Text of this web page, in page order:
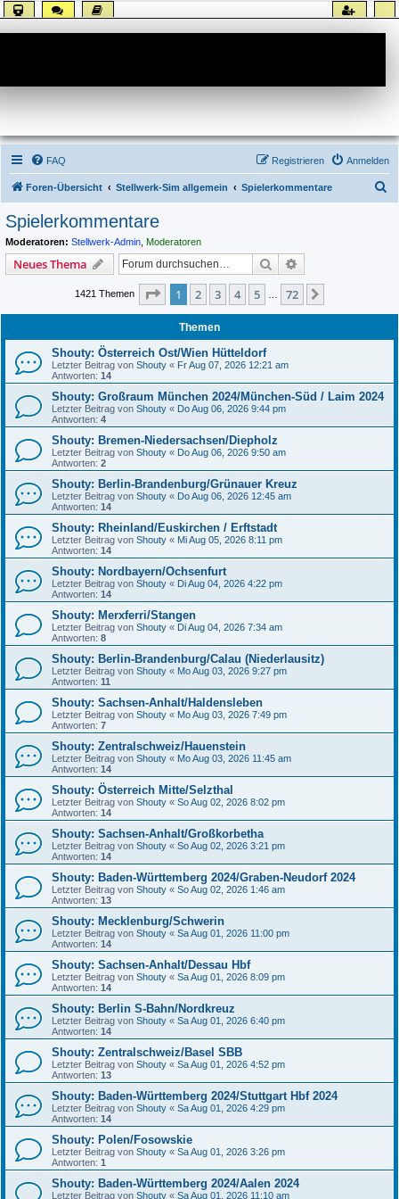
FAQ Anmelden
Registrieren
Foren-Übersicht Stellwerk-Sim allgemein Spielerkommentare
Spielerkommentare
Moderatoren: Stellwerk-Admin Moderatoren
Neues Thema Suche
1421 Themen Seite 1von 72
1 2 3 4 5 72
Themen
Shouty: Österreich Ost/Wien Hütteldorf
Letzter Beitrag von Shouty « Fr Aug 07, 2026 12:21 am
Antworten: 14
Shouty: Großraum München 2024/München-Süd / Laim 2024
Letzter Beitrag von Shouty « Do Aug 06, 2026 9:44 pm
Antworten: 4
Shouty: Bremen-Niedersachsen/Diepholz
Letzter Beitrag von Shouty « Do Aug 06, 2026 9:50 am
Antworten: 2
Shouty: Berlin-Brandenburg/Grünauer Kreuz
Letzter Beitrag von Shouty « Do Aug 06, 2026 12:45 am
Antworten: 14
Shouty: Rheinland/Euskirchen / Erftstadt
Letzter Beitrag von Shouty « Mi Aug 05, 2026 8:11 pm
Antworten: 14
Shouty: Nordbayern/Ochsenfurt
Letzter Beitrag von Shouty « Di Aug 04, 2026 4:22 pm
Antworten: 14
Shouty: Merxferri/Stangen
Letzter Beitrag von Shouty « Di Aug 04, 2026 7:34 am
Antworten: 8
Shouty: Berlin-Brandenburg/Calau (Niederlausitz)
Letzter Beitrag von Shouty « Mo Aug 03, 2026 9:27 pm
Antworten: 11
Shouty: Sachsen-Anhalt/Haldensleben
Letzter Beitrag von Shouty « Mo Aug 03, 2026 7:49 pm
Antworten: 7
Shouty: Zentralschweiz/Hauenstein
Letzter Beitrag von Shouty « Mo Aug 03, 2026 11:45 am
Antworten: 14
Shouty: Österreich Mitte/Selzthal
Letzter Beitrag von Shouty « So Aug 02, 2026 8:02 pm
Antworten: 14
Shouty: Sachsen-Anhalt/Großkorbetha
Letzter Beitrag von Shouty « So Aug 02, 2026 3:21 pm
Antworten: 14
Shouty: Baden-Württemberg 2024/Graben-Neudorf 2024
Letzter Beitrag von Shouty « So Aug 02, 2026 1:46 am
Antworten: 13
Shouty: Mecklenburg/Schwerin
Letzter Beitrag von Shouty « Sa Aug 01, 2026 11:00 pm
Antworten: 14
Shouty: Sachsen-Anhalt/Dessau Hbf
Letzter Beitrag von Shouty « Sa Aug 01, 2026 8:09 pm
Antworten: 14
Shouty: Berlin S-Bahn/Nordkreuz
Letzter Beitrag von Shouty « Sa Aug 01, 2026 6:40 pm
Antworten: 14
Shouty: Zentralschweiz/Basel SBB
Letzter Beitrag von Shouty « Sa Aug 01, 2026 4:52 pm
Antworten: 13
Shouty: Baden-Württemberg 2024/Stuttgart Hbf 2024
Letzter Beitrag von Shouty « Sa Aug 01, 2026 4:29 pm
Antworten: 14
Shouty: Polen/Fosowskie
Letzter Beitrag von Shouty « Sa Aug 01, 2026 3:26 pm
Antworten: 1
Shouty: Baden-Württemberg 2024/Aalen 2024
Letzter Beitrag von Shouty « Sa Aug 01, 2026 11:10 am